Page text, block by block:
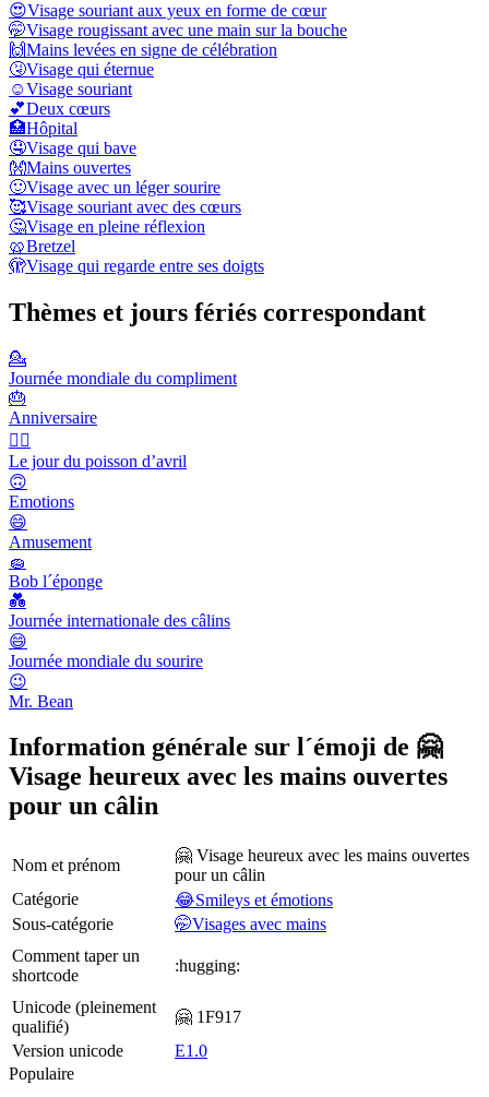
😍Visage souriant aux yeux en forme de cœur
🤭Visage rougissant avec une main sur la bouche
🙌Mains levées en signe de célébration
🤧Visage qui éternue
☺️Visage souriant
💕Deux cœurs
🏥Hôpital
🤤Visage qui bave
👐Mains ouvertes
🙂Visage avec un léger sourire
🥰Visage souriant avec des cœurs
🤔Visage en pleine réflexion
🥨Bretzel
🫣Visage qui regarde entre ses doigts
Thèmes et jours fériés correspondant
💁
Journée mondiale du compliment
🎂
Anniversaire
🙆‍♂️
Le jour du poisson d’avril
🙃
Emotions
😄
Amusement
🧽
Bob l´éponge
💑
Journée internationale des câlins
😄
Journée mondiale du sourire
😉
Mr. Bean
Information générale sur l´émoji de 🤗
Visage heureux avec les mains ouvertes
pour un câlin
Nom et prénom
🤗 Visage heureux avec les mains ouvertes
pour un câlin
Catégorie
😂Smileys et émotions
Sous-catégorie
🤭Visages avec mains
Comment taper un
shortcode
:hugging:
Unicode (pleinement
qualifié)
🤗 1F917
Version unicode
E1.0
Populaire